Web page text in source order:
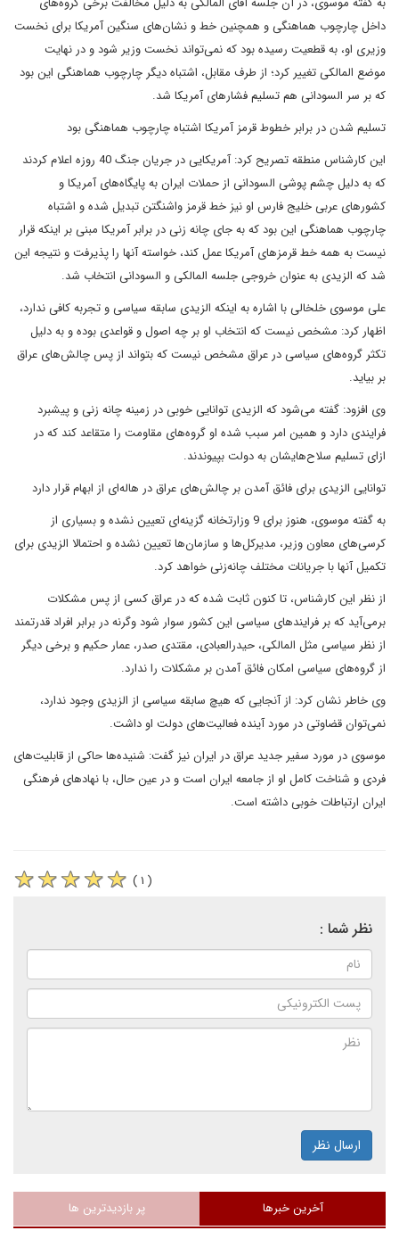
داخل چارچوب هماهنگی و همچنین خط و نشان‌های سنگین آمریکا برای نخست
وزیری او، به قطعیت رسیده بود که نمی‌تواند نخست وزیر شود و در نهایت
موضع المالکی تغییر کرد؛ از طرف مقابل، اشتباه دیگر چارچوب هماهنگی این بود
که بر سر السودانی هم تسلیم فشارهای آمریکا شد.
تسلیم شدن در برابر خطوط قرمز آمریکا اشتباه چارچوب هماهنگی بود
این کارشناس منطقه تصریح کرد: آمریکایی در جریان جنگ 40 روزه اعلام کردند
که به دلیل چشم پوشی السودانی از حملات ایران به پایگاه‌های آمریکا و
کشورهای عربی خلیج فارس او نیز خط قرمز واشنگتن تبدیل شده و اشتباه
چارچوب هماهنگی این بود که به جای چانه زنی در برابر آمریکا مبنی بر اینکه قرار
نیست به همه خط قرمزهای آمریکا عمل کند، خواسته آنها را پذیرفت و نتیجه این
شد که الزیدی به عنوان خروجی جلسه المالکی و السودانی انتخاب شد.
علی موسوی خلخالی با اشاره به اینکه الزیدی سابقه سیاسی و تجربه کافی ندارد،
اظهار کرد: مشخص نیست که انتخاب او بر چه اصول و قواعدی بوده و به دلیل
تکثر گروه‌های سیاسی در عراق مشخص نیست که بتواند از پس چالش‌های عراق
بر بیاید.
وی افزود: گفته می‌شود که الزیدی توانایی خوبی در زمینه چانه زنی و پیشبرد
فرایندی دارد و همین امر سبب شده او گروه‌های مقاومت را متقاعد کند که در
ازای تسلیم سلاح‌هایشان به دولت بپیوندند.
توانایی الزیدی برای فائق آمدن بر چالش‌های عراق در هاله‌ای از ابهام قرار دارد
به گفته موسوی، هنوز برای 9 وزارتخانه گزینه‌ای تعیین نشده و بسیاری از
کرسی‌های معاون وزیر، مدیرکل‌ها و سازمان‌ها تعیین نشده و احتمالا الزیدی برای
تکمیل آنها با جریانات مختلف چانه‌زنی خواهد کرد.
از نظر این کارشناس، تا کنون ثابت شده که در عراق کسی از پس مشکلات
برمی‌آید که بر فرایندهای سیاسی این کشور سوار شود وگرنه در برابر افراد قدرتمند
از نظر سیاسی مثل المالکی، حیدرالعبادی، مقتدی صدر، عمار حکیم و برخی دیگر
از گروه‌های سیاسی امکان فائق آمدن بر مشکلات را ندارد.
وی خاطر نشان کرد: از آنجایی که هیچ سابقه سیاسی از الزیدی وجود ندارد،
نمی‌توان قضاوتی در مورد آینده فعالیت‌های دولت او داشت.
موسوی در مورد سفیر جدید عراق در ایران نیز گفت: شنیده‌ها حاکی از قابلیت‌های
فردی و شناخت کامل او از جامعه ایران است و در عین حال، با نهادهای فرهنگی
ایران ارتباطات خوبی داشته است.
( ۱ )
نظر شما :
ارسال نظر
آخرین خبرها پر بازدیدترین ها